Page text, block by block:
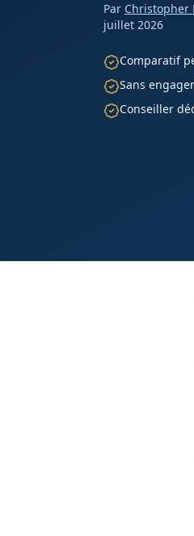
Par Christopher
juillet 2026
Comparatif
Sans
Conseiller